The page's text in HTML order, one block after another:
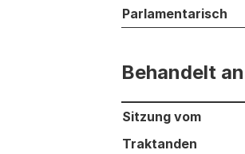
Parlamentarisch
Behandelt
Behandelt an den
Sitzung vom
Traktanden